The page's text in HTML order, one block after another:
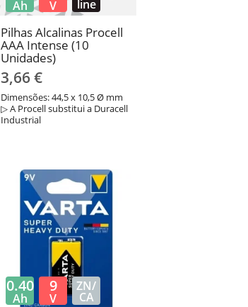
Pilhas Alcalinas Procell
AAA Intense (10
Unidades)
3,66 €
Dimensões: 44,5 x 10,5 Ø mm
▷ A Procell substitui a Duracell
Industrial
Ah V line
0.40
Ah
9
V
ZN/
CA